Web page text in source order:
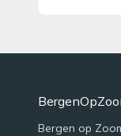
Bergen op